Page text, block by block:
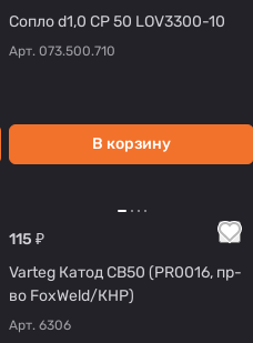
Сопло d1,0 CP 50 LOV3300-10
Арт. 073.500.710
В корзину
115 ₽
Varteg Катод CB50 (PR0016, пр-
во FoxWeld/КНР)
Арт. 6306